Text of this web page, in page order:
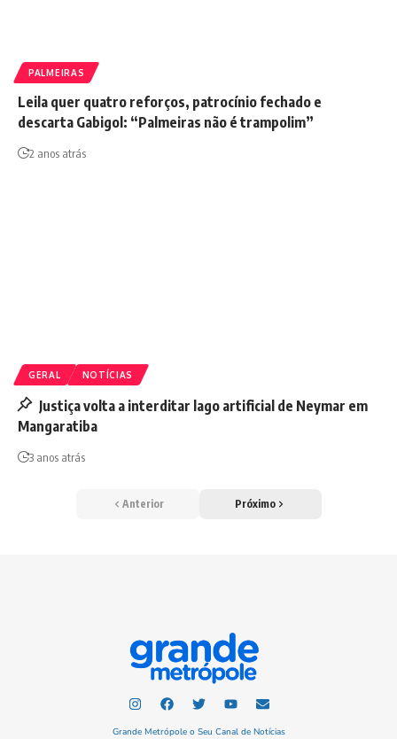
PALMEIRAS
Leila quer quatro reforços, patrocínio fechado e
descarta Gabigol: “Palmeiras não é trampolim”
2 anos atrás
GERAL NOTÍCIAS
Justiça volta a interditar lago artificial de Neymar em
Mangaratiba
3 anos atrás
Anterior Próximo
Grande Metrópole o Seu Canal de Notícias